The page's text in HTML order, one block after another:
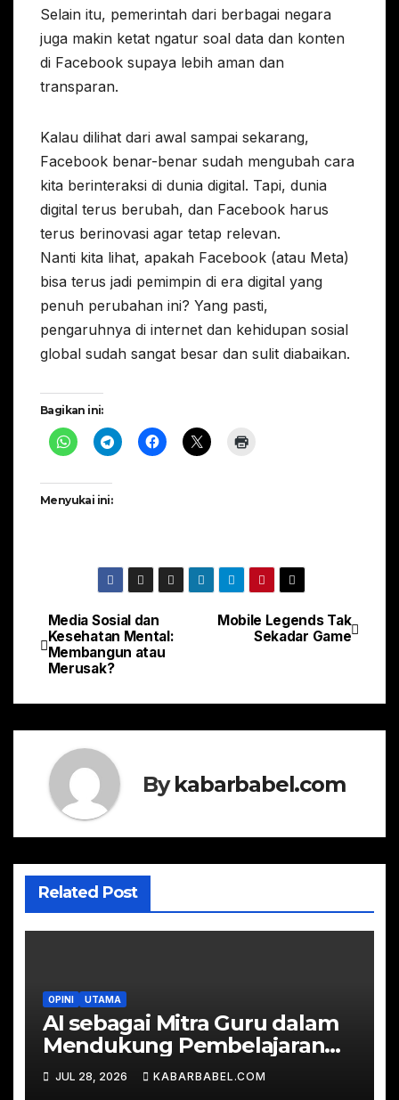
Selain itu, pemerintah dari berbagai negara
juga makin ketat ngatur soal data dan konten
di Facebook supaya lebih aman dan
transparan.
Kalau dilihat dari awal sampai sekarang,
Facebook benar-benar sudah mengubah cara
kita berinteraksi di dunia digital. Tapi, dunia
digital terus berubah, dan Facebook harus
terus berinovasi agar tetap relevan.
Nanti kita lihat, apakah Facebook (atau Meta)
bisa terus jadi pemimpin di era digital yang
penuh perubahan ini? Yang pasti,
pengaruhnya di internet dan kehidupan sosial
global sudah sangat besar dan sulit diabaikan.
Bagikan ini:
Menyukai ini:
Navigasi
pos
Mobile Legends Tak
Sekadar Game
Media Sosial dan
Kesehatan Mental:
Membangun atau
Merusak?
Bykabarbabel.com
Related Post
OPINI UTAMA
AI sebagai Mitra Guru dalam
Mendukung Pembelajaran
Berkualitas
JUL 28, 2026 KABARBABEL.COM